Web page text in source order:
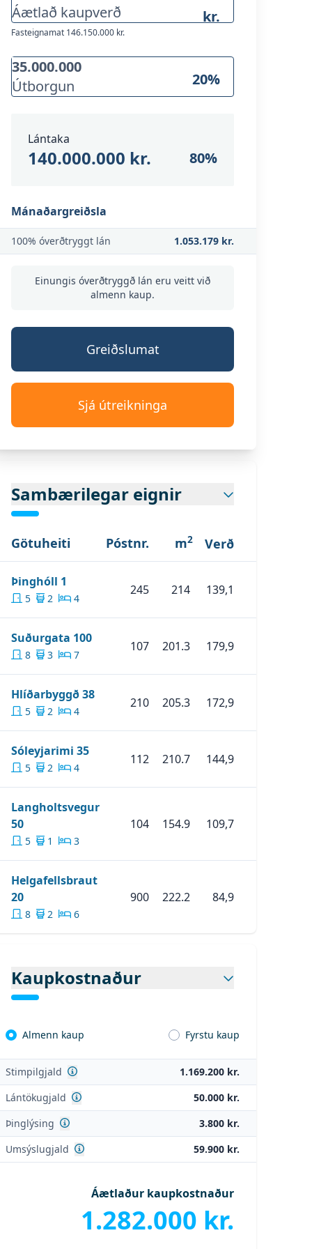
Mynd 1
Mynd 4
Áætlað kaupverð kr.
Fasteignamat 146.150.000 kr.
Útborgun 20%
Lántaka
140.000.000 kr. 80%
Mánaðargreiðsla
100% óverðtryggt lán 1.053.179 kr.
Einungis óverðtryggð lán eru veitt við
almenn kaup.
Greiðslumat
Sjá útreikninga
Sambærilegar eignir
Götuheiti Póstnr. m2 Verð
Þinghóll 1
5 2 4
245 214 139,1
Suðurgata 100Skoða Eignina
8 3 7
107 201.3 179,9
Hlíðarbyggð 38Skoða Eignina
5 2 4
210 205.3 172,9
Sóleyjarimi 35Skoða Eignina
5 2 4
112 210.7 144,9
Langholtsvegur
50Skoða Eignina Langholtsvegur 50
5 1 3
104 154.9 109,7
Helgafellsbraut
20Skoða Eignina Helgafellsbraut 20
8 2 6
900 222.2 84,9
Kaupkostnaður
Almenn kaup Fyrstu kaup
Stimpilgjald Sjá nánar
1.169.200 kr.
Lántökugjald Sjá nánar
50.000 kr.
Þinglýsing Sjá nánar
3.800 kr.
Umsýslugjald Sjá nánar 59.900 kr.
Áætlaður kaupkostnaður
1.282.000 kr.